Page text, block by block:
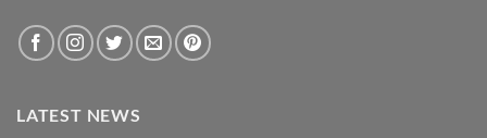
LATEST NEWS